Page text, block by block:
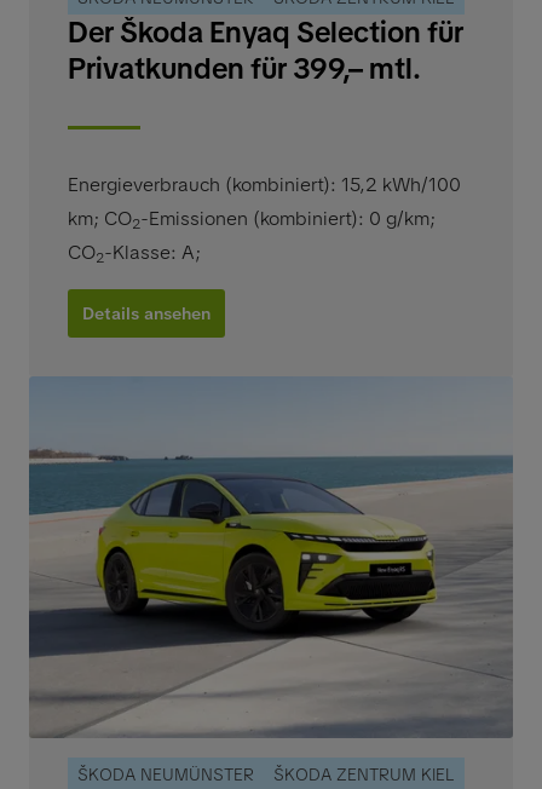
Der Škoda Enyaq Selection für
Privatkunden für 399,– mtl.
Energieverbrauch (kombiniert): 15,2 kWh/100
km; CO2-Emissionen (kombiniert): 0 g/km;
CO2-Klasse: A;
Details ansehen
ŠKODA NEUMÜNSTER ŠKODA ZENTRUM KIEL